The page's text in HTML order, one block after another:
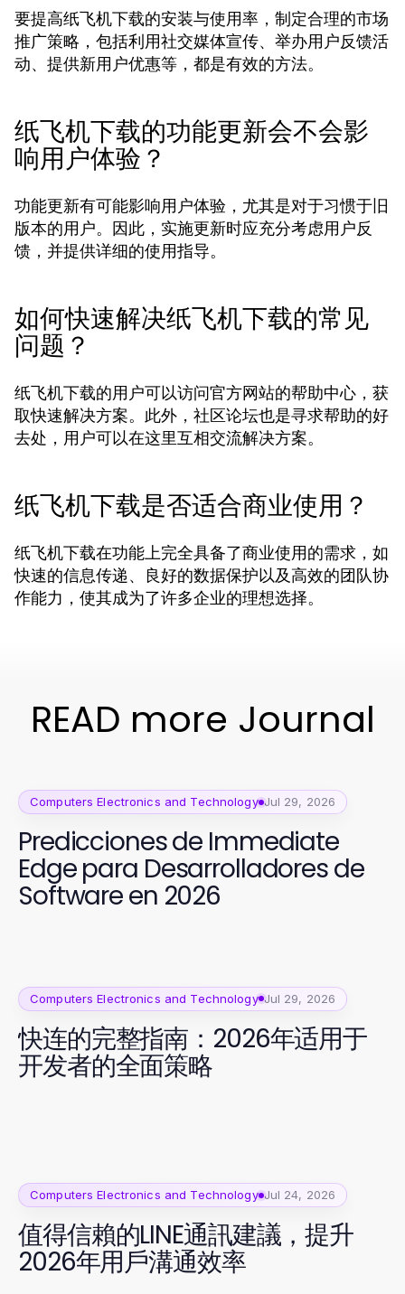
要提高纸飞机下载的安装与使用率，制定合理的市场
推广策略，包括利用社交媒体宣传、举办用户反馈活
动、提供新用户优惠等，都是有效的方法。
纸飞机下载的功能更新会不会影
响用户体验？
功能更新有可能影响用户体验，尤其是对于习惯于旧
版本的用户。因此，实施更新时应充分考虑用户反
馈，并提供详细的使用指导。
如何快速解决纸飞机下载的常见
问题？
纸飞机下载的用户可以访问官方网站的帮助中心，获
取快速解决方案。此外，社区论坛也是寻求帮助的好
去处，用户可以在这里互相交流解决方案。
纸飞机下载是否适合商业使用？
纸飞机下载在功能上完全具备了商业使用的需求，如
快速的信息传递、良好的数据保护以及高效的团队协
作能力，使其成为了许多企业的理想选择。
READ more Journal
Computers Electronics and Technology Jul 29, 2026
Predicciones de Immediate
Edge para Desarrolladores de
Software en 2026
Computers Electronics and Technology Jul 29, 2026
快连的完整指南：2026年适用于
开发者的全面策略
Computers Electronics and Technology Jul 24, 2026
值得信賴的LINE通訊建議，提升
2026年用戶溝通效率